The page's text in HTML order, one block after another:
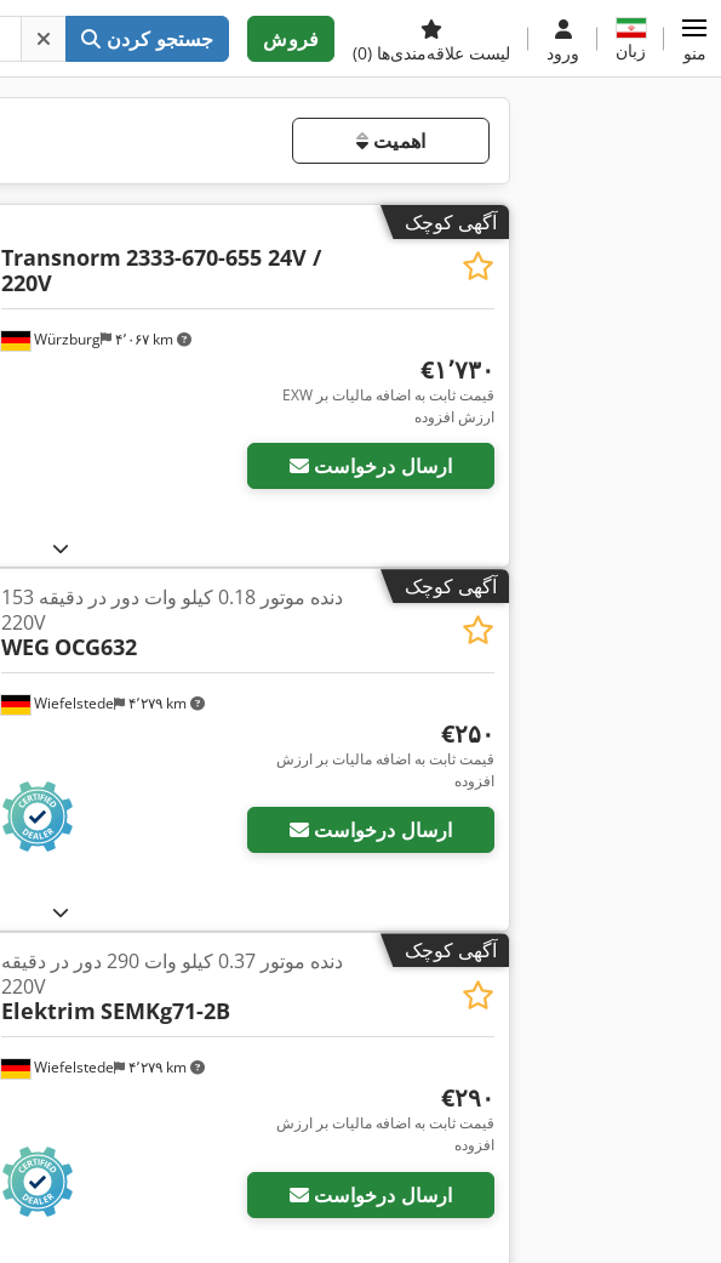
جستجو کردن فروش
لیست علاقه‌مندی‌ها (0) ورود زبان منو
اهمیت
آگهی کوچک
Würzburg ۴٬۰۶۷ km
Transnorm 2333-670-655 24V /
220V
‎€۱٬۷۳۰
EXW قیمت ثابت به اضافه مالیات بر
ارزش افزوده
ارسال درخواست
آگهی کوچک
Wiefelstede ۴٬۲۷۹ km
دنده موتور 0.18 کیلو وات دور در دقیقه 153
220V
WEG OCG632
‎€۲۵۰
قیمت ثابت به اضافه مالیات بر ارزش
افزوده
ارسال درخواست
آگهی کوچک
Wiefelstede ۴٬۲۷۹ km
دنده موتور 0.37 کیلو وات 290 دور در دقیقه
220V
Elektrim SEMKg71-2B
‎€۲۹۰
قیمت ثابت به اضافه مالیات بر ارزش
افزوده
ارسال درخواست